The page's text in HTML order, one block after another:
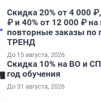
Скидка 20% от 4 000
₽ и 40% от 12 000 ₽
повторные заказы по
ТРЕНД
До 15 августа, 2026
Скидка 10% на ВО и
год обучения
До 31 августа, 2026